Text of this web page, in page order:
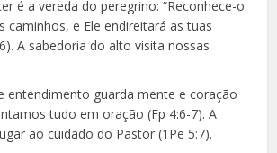
é a vereda do peregrino: “Reconhece-o
caminhos, e Ele endireitará as tuas
A sabedoria do alto visita nossas
entendimento guarda mente e coração
tudo em oração (Fp 4:6-7). A
ao cuidado do Pastor (1Pe 5:7).